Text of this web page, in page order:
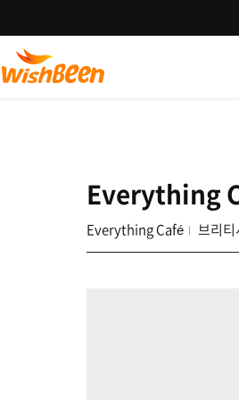
Everything
Everything Café 브리